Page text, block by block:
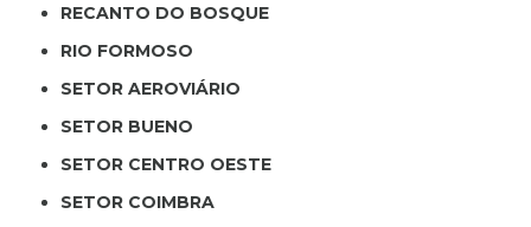
RECANTO DO BOSQUE
RIO FORMOSO
SETOR AEROVIÁRIO
SETOR BUENO
SETOR CENTRO OESTE
SETOR COIMBRA